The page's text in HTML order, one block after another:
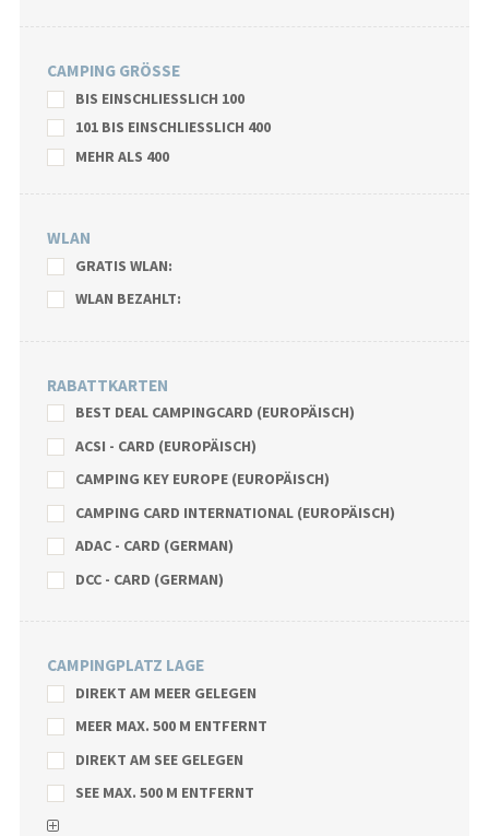
CAMPING GRÖSSE
BIS EINSCHLIESSLICH 100
101 BIS EINSCHLIESSLICH 400
MEHR ALS 400
WLAN
GRATIS WLAN:
WLAN BEZAHLT:
RABATTKARTEN
BEST DEAL CAMPINGCARD (EUROPÄISCH)
ACSI - CARD (EUROPÄISCH)
CAMPING KEY EUROPE (EUROPÄISCH)
CAMPING CARD INTERNATIONAL (EUROPÄISCH)
ADAC - CARD (GERMAN)
DCC - CARD (GERMAN)
CAMPINGPLATZ LAGE
DIREKT AM MEER GELEGEN
MEER MAX. 500 M ENTFERNT
DIREKT AM SEE GELEGEN
SEE MAX. 500 M ENTFERNT